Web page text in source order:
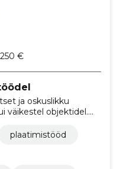
€
ja oskuslikku
väikestel objektidel.
on lõppkvaliteet
ja kestvaima
plaatimistööd